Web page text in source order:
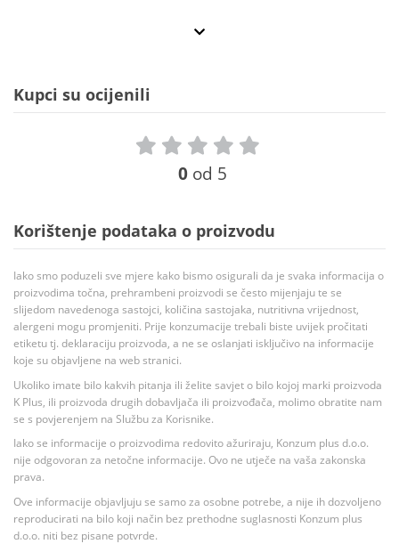
Kupci su ocijenili
0 od 5
Korištenje podataka o proizvodu
Iako smo poduzeli sve mjere kako bismo osigurali da je svaka informacija o
proizvodima točna, prehrambeni proizvodi se često mijenjaju te se
slijedom navedenoga sastojci, količina sastojaka, nutritivna vrijednost,
alergeni mogu promjeniti. Prije konzumacije trebali biste uvijek pročitati
etiketu tj. deklaraciju proizvoda, a ne se oslanjati isključivo na informacije
koje su objavljene na web stranici.
Ukoliko imate bilo kakvih pitanja ili želite savjet o bilo kojoj marki proizvoda
K Plus, ili proizvoda drugih dobavljača ili proizvođača, molimo obratite nam
se s povjerenjem na Službu za Korisnike.
Iako se informacije o proizvodima redovito ažuriraju, Konzum plus d.o.o.
nije odgovoran za netočne informacije. Ovo ne utječe na vaša zakonska
prava.
Ove informacije objavljuju se samo za osobne potrebe, a nije ih dozvoljeno
reproducirati na bilo koji način bez prethodne suglasnosti Konzum plus
d.o.o. niti bez pisane potvrde.